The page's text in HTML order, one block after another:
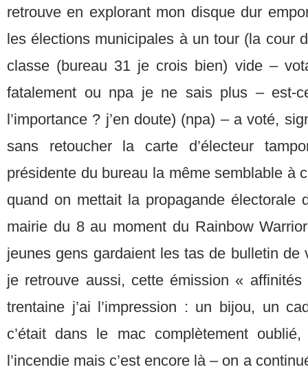
retrouve en explorant mon disque dur
les élections municipales à un tour (la cour
classe (bureau 31 je crois bien) vide –
fatalement ou npa je ne sais plus – est-
l’importance ? j’en doute) (npa) – a voté,
sans retoucher la carte d’électeur
présidente du bureau la même semblable à
quand on mettait la propagande électorale
mairie du 8 au moment du Rainbow
jeunes gens gardaient les tas de bulletin de
je retrouve aussi, cette émission «
trentaine j’ai l’impression : un bijou, un
c’était dans le mac complètement
l’incendie mais c’est encore là – on a